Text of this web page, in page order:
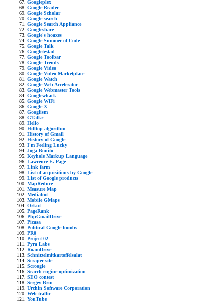
Googleplex
Google Reader
Google Scholar
Google search
Google Search Appliance
Googleshare
Google's hoaxes
Google Summer of Code
Google Talk
Googletestad
Google Toolbar
Google Trends
Google Video
Google Video Marketplace
Google Watch
Google Web Accelerator
Google Webmaster Tools
Googlewhack
Google WiFi
Google X
Googlism
GTalkr
Hello
Hilltop algorithm
History of Gmail
History of Google
I'm Feeling Lucky
Joga Bonito
Keyhole Markup Language
Lawrence E. Page
Link farm
List of acquisitions by Google
List of Google products
MapReduce
Measure Map
Mediabot
Mobile GMaps
Orkut
PageRank
PhpGmailDrive
Picasa
Political Google bombs
PR0
Project 02
Pyra Labs
RoamDrive
Schnitzelmitkartoffelsalat
Scraper site
Scroogle
Search engine optimization
SEO contest
Sergey Brin
Urchin Software Corporation
Web traffic
YouTube